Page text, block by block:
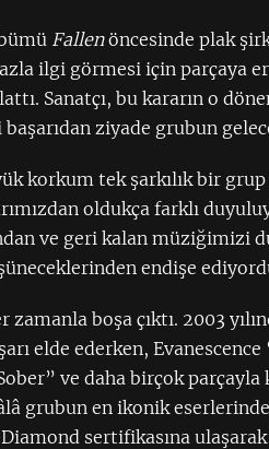
Fallenöncesinde plak
ilgi görmesi için parçaya
Sanatçı, bu kararın o
ziyade grubun
korkum tek şarkılık bir
oldukça farklı
ve geri kalan müziğimizi
endişe
zamanla boşa çıktı. 2003
elde ederken,
ve daha birçok
grubun en ikonik
sertifikasına ulaşarak